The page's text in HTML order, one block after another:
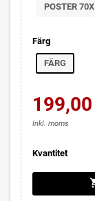
POSTER
Färg
FÄRG
Inkl. moms
Kvantitet